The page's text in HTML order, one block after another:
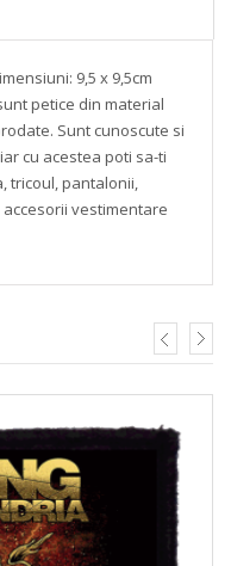
9,5 x 9,5cm
petice din material
Sunt cunoscute si
cu acestea poti sa-ti
tricoul, pantalonii,
vestimentare